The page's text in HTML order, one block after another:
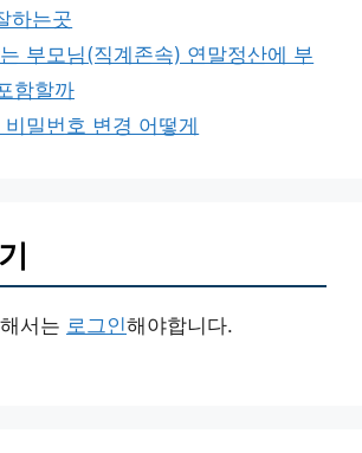
하는곳
부모님(직계존속) 연말정산에 부
함할까
밀번호 변경 어떻게
서는 로그인해야합니다.